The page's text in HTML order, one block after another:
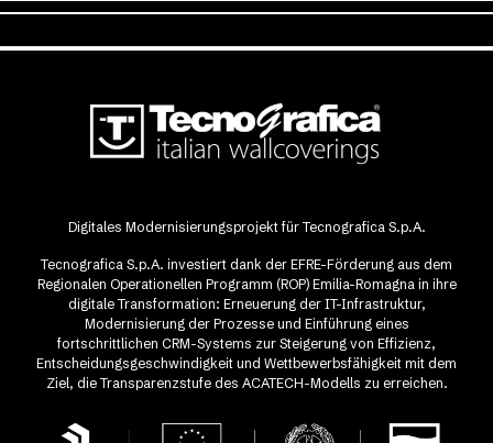
Digitales Modernisierungsprojekt für Tecnografica S.p.A.
Tecnografica S.p.A. investiert dank der EFRE-Förderung aus dem
Regionalen Operationellen Programm (ROP) Emilia-Romagna in ihre
digitale Transformation: Erneuerung der IT-Infrastruktur,
Modernisierung der Prozesse und Einführung eines
fortschrittlichen CRM-Systems zur Steigerung von Effizienz,
Entscheidungsgeschwindigkeit und Wettbewerbsfähigkeit mit dem
Ziel, die Transparenzstufe des ACATECH-Modells zu erreichen.